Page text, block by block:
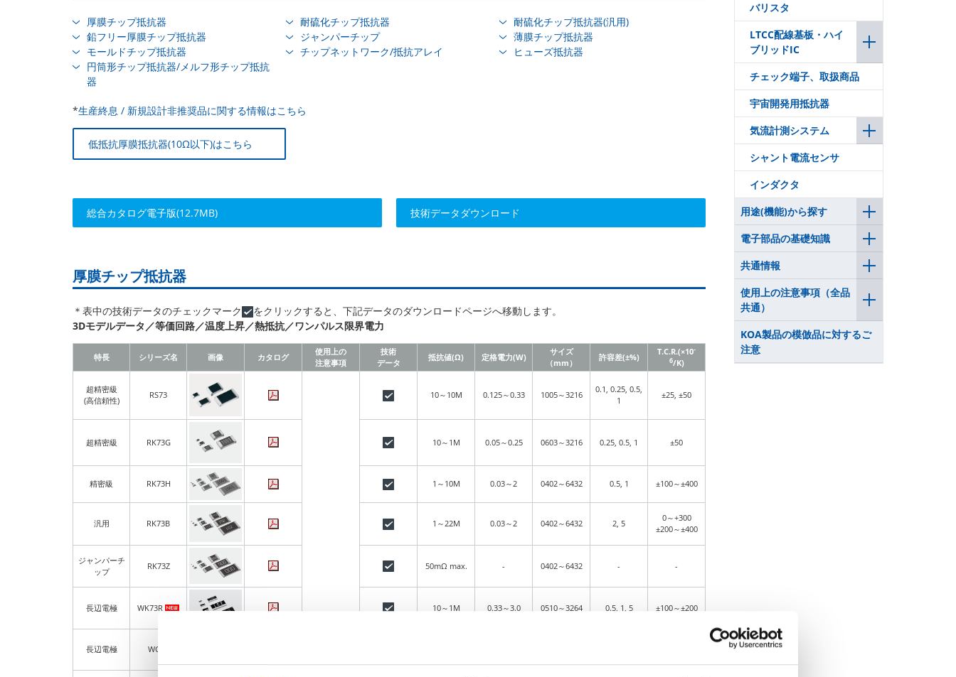
厚膜チップ抵抗器 耐硫化チップ抵抗器
耐硫化チップ抵抗器(汎用)
鉛フリー厚膜チップ抵抗器
ジャンパーチップ
薄膜チップ抵抗器
モールドチップ抵抗器
チップネットワーク/抵抗アレイ
ヒューズ抵抗器
円筒形チップ抵抗器/メルフ形チップ抵抗
器
*生産終息 / 新規設計非推奨品に関する情報はこちら
低抵抗厚膜抵抗器(10Ω以下)はこちら
総合カタログ電子版(12.7MB) 技術データダウンロード
厚膜チップ抵抗器
＊表中の技術データのチェックマーク
をクリックすると、下記データのダウンロードページへ移動します。
3Dモデルデータ／等価回路／温度上昇／熱抵抗／ワンパルス限界電力
特長 シリーズ名 画像 カタログ
使用上の
注意事項
技術
データ
抵抗値(Ω) 定格電力(W)
サイズ
（mm）
許容差(±%)
T.C.R.(×10-
6/K)
超精密級
(高信頼性)
RS73 10～10M 0.125～0.33 1005～3216
0.1, 0.25, 0.5,
1
±25, ±50
超精密級 RK73G 10～1M 0.05～0.25 0603～3216 0.25, 0.5, 1 ±50
精密級 RK73H 1～10M 0.03～2 0402～6432 0.5, 1 ±100～±400
汎用 RK73B 1～22M 0.03～2 0402～6432 2, 5
0～+300
±200～±400
ジャンパーチ
ップ
RK73Z 50mΩ max. - 0402～6432 - -
長辺電極 WK73R 10～1M 0.33～3.0 0510～3264 0.5, 1, 5 ±100～±200
長辺電極 WG73
バリスタ
LTCC配線基板・ハイ
ブリッドIC
チェック端子、取扱商品
宇宙開発用抵抗器
気流計測システム
シャント電流センサ
インダクタ
用途(機能)から探す
電子部品の基礎知識
共通情報
使用上の注意事項（全品
共通）
KOA製品の模倣品に対するご
注意